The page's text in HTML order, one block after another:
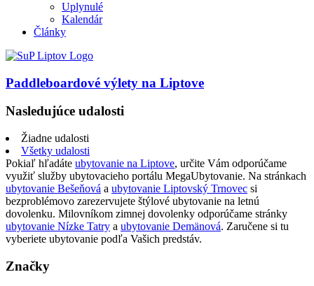
Uplynulé
Kalendár
Články
Paddleboardové výlety na Liptove
Nasledujúce udalosti
Žiadne udalosti
Všetky udalosti
Pokiaľ hľadáte ubytovanie na Liptove, určite Vám odporúčame
využiť služby ubytovacieho portálu MegaUbytovanie. Na stránkach
ubytovanie Bešeňová a ubytovanie Liptovský Trnovec si
bezproblémovo zarezervujete štýlové ubytovanie na letnú
dovolenku. Milovníkom zimnej dovolenky odporúčame stránky
ubytovanie Nízke Tatry a ubytovanie Demänová. Zaručene si tu
vyberiete ubytovanie podľa Vašich predstáv.
Značky